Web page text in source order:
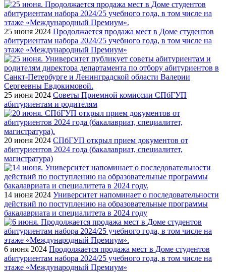
25 июня 2024 Продолжается продажа мест в Доме студентов
абитуриентам набора 2024/25 учебного года, в том числе на
этаже «Международный Премиум»
25 июня 2024 Советы Приемной комиссии СПбГУП
абитуриентам и родителям
20 июня 2024 СПбГУП открыл прием документов от
абитуриентов 2024 года (бакалавриат, специалитет,
магистратура)
14 июня 2024 Университет напоминает о последовательности
действий по поступлению на образовательные программы
бакалавриата и специалитета в 2024 году
6 июня 2024 Продолжается продажа мест в Доме студентов
абитуриентам набора 2024/25 учебного года, в том числе на
этаже «Международный Премиум»